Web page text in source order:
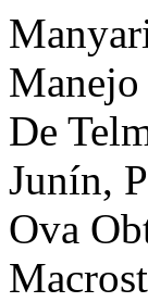
De
Junín,
Ova